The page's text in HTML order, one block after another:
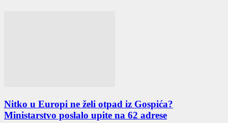
Nitko u Europi ne želi otpad iz Gospića?
Ministarstvo poslalo upite na 62 adrese